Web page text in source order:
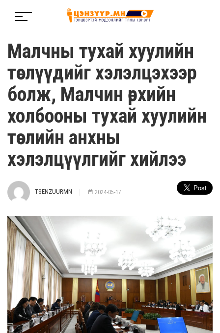
Малчны тухай хуулийн
төслүүдийг хэлэлцэхээр
болж, Малчин өрхийн
холбооны тухай хуулийн
төслийн анхны
хэлэлцүүлгийг хийлээ
TSENZUURMN 2024-05-17